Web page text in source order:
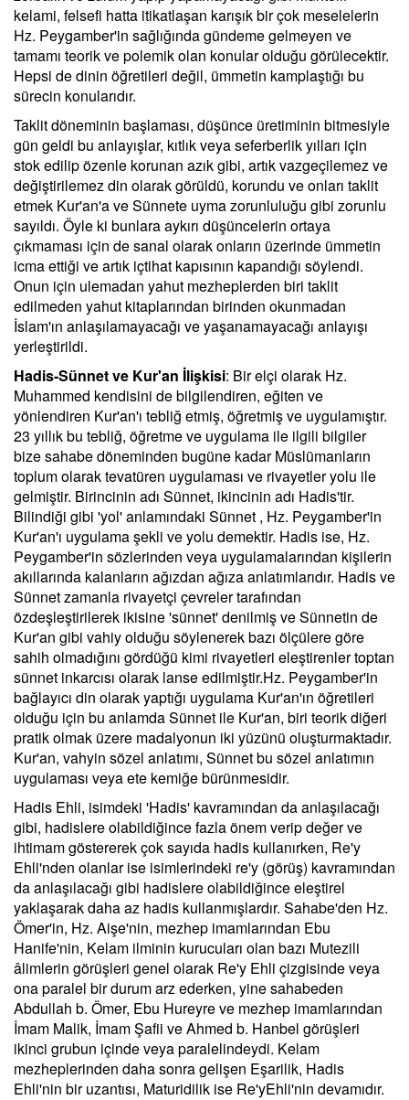
kelami, felsefi hatta itikatlaşan karışık bir çok meselelerin
Hz. Peygamber'in sağlığında gündeme gelmeyen ve
tamamı teorik ve polemik olan konular olduğu görülecektir.
Hepsi de dinin öğretileri değil, ümmetin kamplaştığı bu
sürecin konularıdır.
Taklit döneminin başlaması, düşünce üretiminin bitmesiyle
gün geldi bu anlayışlar, kıtlık veya seferberlik yılları için
stok edilip özenle korunan azık gibi, artık vazgeçilemez ve
değiştirilemez din olarak görüldü, korundu ve onları taklit
etmek Kur'an'a ve Sünnete uyma zorunluluğu gibi zorunlu
sayıldı. Öyle ki bunlara aykırı düşüncelerin ortaya
çıkmaması için de sanal olarak onların üzerinde ümmetin
icma ettiği ve artık içtihat kapısının kapandığı söylendi.
Onun için ulemadan yahut mezheplerden biri taklit
edilmeden yahut kitaplarından birinden okunmadan
İslam'ın anlaşılamayacağı ve yaşanamayacağı anlayışı
yerleştirildi.
Hadis-Sünnet ve Kur'an İlişkisi: Bir elçi olarak Hz.
Muhammed kendisini de bilgilendiren, eğiten ve
yönlendiren Kur'an'ı tebliğ etmiş, öğretmiş ve uygulamıştır.
23 yıllık bu tebliğ, öğretme ve uygulama ile ilgili bilgiler
bize sahabe döneminden bugüne kadar Müslümanların
toplum olarak tevatüren uygulaması ve rivayetler yolu ile
gelmiştir. Birincinin adı Sünnet, ikincinin adı Hadis'tir.
Bilindiği gibi 'yol' anlamındaki Sünnet , Hz. Peygamber'in
Kur'an'ı uygulama şekli ve yolu demektir. Hadis ise, Hz.
Peygamber'in sözlerinden veya uygulamalarından kişilerin
akıllarında kalanların ağızdan ağıza anlatımlarıdır. Hadis ve
Sünnet zamanla rivayetçi çevreler tarafından
özdeşleştirilerek ikisine 'sünnet' denilmiş ve Sünnetin de
Kur'an gibi vahiy olduğu söylenerek bazı ölçülere göre
sahih olmadığını gördüğü kimi rivayetleri eleştirenler toptan
sünnet inkarcısı olarak lanse edilmiştir.Hz. Peygamber'in
bağlayıcı din olarak yaptığı uygulama Kur'an'ın öğretileri
olduğu için bu anlamda Sünnet ile Kur'an, biri teorik diğeri
pratik olmak üzere madalyonun iki yüzünü oluşturmaktadır.
Kur'an, vahyin sözel anlatımı, Sünnet bu sözel anlatımın
uygulaması veya ete kemiğe bürünmesidir.
Hadis Ehli, isimdeki 'Hadis' kavramından da anlaşılacağı
gibi, hadislere olabildiğince fazla önem verip değer ve
ihtimam göstererek çok sayıda hadis kullanırken, Re'y
Ehli'nden olanlar ise isimlerindeki re'y (görüş) kavramından
da anlaşılacağı gibi hadislere olabildiğince eleştirel
yaklaşarak daha az hadis kullanmışlardır. Sahabe'den Hz.
Ömer'in, Hz. Aişe'nin, mezhep imamlarından Ebu
Hanife'nin, Kelam ilminin kurucuları olan bazı Mutezili
âlimlerin görüşleri genel olarak Re'y Ehli çizgisinde veya
ona paralel bir durum arz ederken, yine sahabeden
Abdullah b. Ömer, Ebu Hureyre ve mezhep imamlarından
İmam Malik, İmam Şafii ve Ahmed b. Hanbel görüşleri
ikinci grubun içinde veya paralelindeydi. Kelam
mezheplerinden daha sonra gelişen Eşarilik, Hadis
Ehli'nin bir uzantısı, Maturidilik ise Re'yEhli'nin devamıdır.